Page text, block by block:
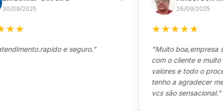
2025
e seguro."
26/09/2025
★★★
"Muito boa,empresa séria
com o cliente e muito
valores e todo o processo
tenho a agradecer
vcs são sensacional."